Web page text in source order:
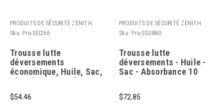
PRODUITS DE SÉCURITÉ ZENITH
Sku: Pro-SEI266
Trousse lutte
déversements
économique, Huile, Sac,
Absorbance 5 gal. US
$54.46
PRODUITS DE SÉCURITÉ ZENITH
Sku: Pro-SGU880
Trousse lutte
déversements - Huile -
Sac - Absorbance 10
gal. US
$72.85